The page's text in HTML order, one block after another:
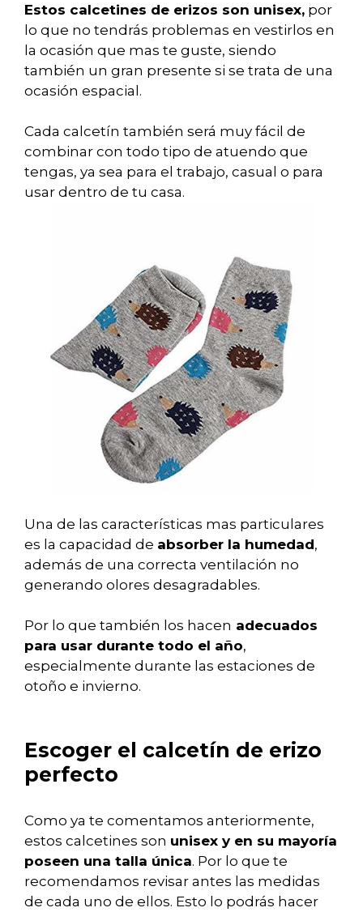
Estos calcetines de erizos son unisex, por
lo que no tendrás problemas en vestirlos en
la ocasión que mas te guste, siendo
también un gran presente si se trata de una
ocasión espacial.
Cada calcetín también será muy fácil de
combinar con todo tipo de atuendo que
tengas, ya sea para el trabajo, casual o para
usar dentro de tu casa.
Una de las características mas particulares
es la capacidad de absorber la humedad,
además de una correcta ventilación no
generando olores desagradables.
Por lo que también los hacen adecuados
para usar durante todo el año,
especialmente durante las estaciones de
otoño e invierno.
Escoger el calcetín de erizo
perfecto
Como ya te comentamos anteriormente,
estos calcetines son unisex y en su mayoría
poseen una talla única. Por lo que te
recomendamos revisar antes las medidas
de cada uno de ellos. Esto lo podrás hacer